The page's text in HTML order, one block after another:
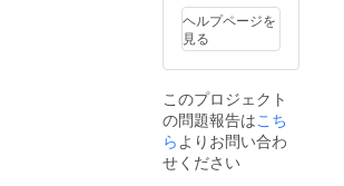
8/1-
31)、
金・
土・祝
利用不
可。
り受付
を開始
させて
いただ
（先着
順）。
※ご予約
時の
キャン
格：通
910000
円〜）
名まで
宿泊可
能。 ★
平日だ
けでな
ゴ入り
モバイ
ルバッ
テリー
専属コ
ンシェ
ルジュ
(バト
ラー)付
ヘルプページを
見る
このプロジェクト
の問題報告はこち
ら よりお問い合わ
せください